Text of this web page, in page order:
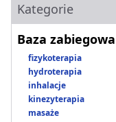
Kategorie
Baza zabiegowa
fizykoterapia
hydroterapia
inhalacje
kinezyterapia
masaże